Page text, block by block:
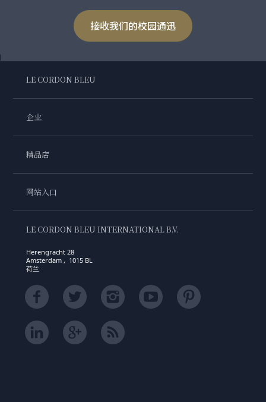
接收我们的校园通迅
LE CORDON BLEU
企业
精品店
网站入口
LE CORDON BLEU INTERNATIONAL B.V.
Herengracht 28
Amsterdam , 1015 BL
荷兰